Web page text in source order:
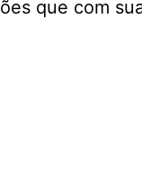
que com